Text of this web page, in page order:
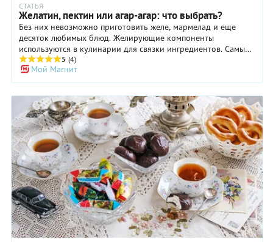
СТАТЬЯ
Желатин, пектин или агар-агар: что выбрать?
Без них невозможно приготовить желе, мармелад и еще
десяток любимых блюд. Желирующие компоненты
используются в кулинарии для связки ингредиентов. Самый
известный и популярный из них — это желатин, хотя
некоторые предпочитают заменять его аналогами: агар-
агаром и пектином. У них похожие свойства, но, несмотря на
это, есть и серьезные различия. С этими продуктами следует
работать аккуратно, строго по инструкции, чтобы получить
желаемую консистенцию блюд.
5 (4)
Мой Магнит